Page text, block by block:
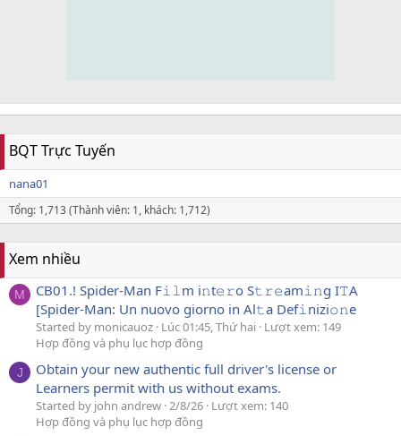
BQT Trực Tuyến
nana01
Tổng: 1,713 (Thành viên: 1, khách: 1,712)
Xem nhiều
M
CB01.! Spider-Man F𝚒𝚕m i𝚗t𝚎𝚛o S𝚝𝚛𝚎am𝚒𝚗g I𝚃A
[Spider-Man: Un nuovo giorno in Al𝚝a Def𝚒nizi𝚘𝚗e
Started by monicauoz Lúc 01:45, Thứ hai Lượt xem: 149
Hợp đồng và phụ lục hợp đồng
J
Obtain your new authentic full driver's license or
Learners permit with us without exams.
Started by john andrew 2/8/26 Lượt xem: 140
Hợp đồng và phụ lục hợp đồng